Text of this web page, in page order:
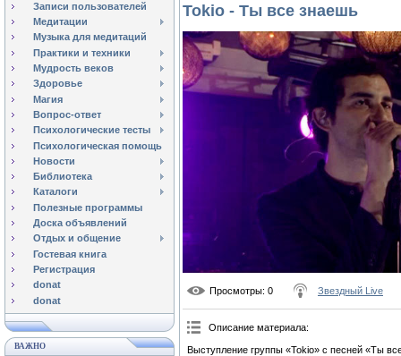
Записи пользователей
Медитации
Музыка для медитаций
Практики и техники
Мудрость веков
Здоровье
Магия
Вопрос-ответ
Психологические тесты
Психологическая помощь
Новости
Библиотека
Каталоги
Полезные программы
Доска объявлений
Отдых и общение
Гостевая книга
Регистрация
donat
donat
ВАЖНО
Tokio - Ты все знаешь
Просмотры: 0 Звездный Live
Описание материала:
Выступление группы «Tokio» с песней «Ты